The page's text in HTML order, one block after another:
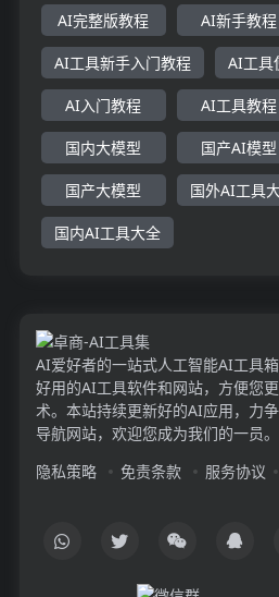
AI完整版教程 AI新手教程
AI工具新手入门教程 AI工具
AI入门教程 AI工具教程
国内大模型 国产AI模型
国产大模型 国外AI工具
国内AI工具大全
AI爱好者的一站式人工智能AI工具
好用的AI工具软件和网站，方便您
术。本站持续更新好的AI应用，力
导航网站，欢迎您成为我们的一员。
隐私策略
免责条款 服务协议